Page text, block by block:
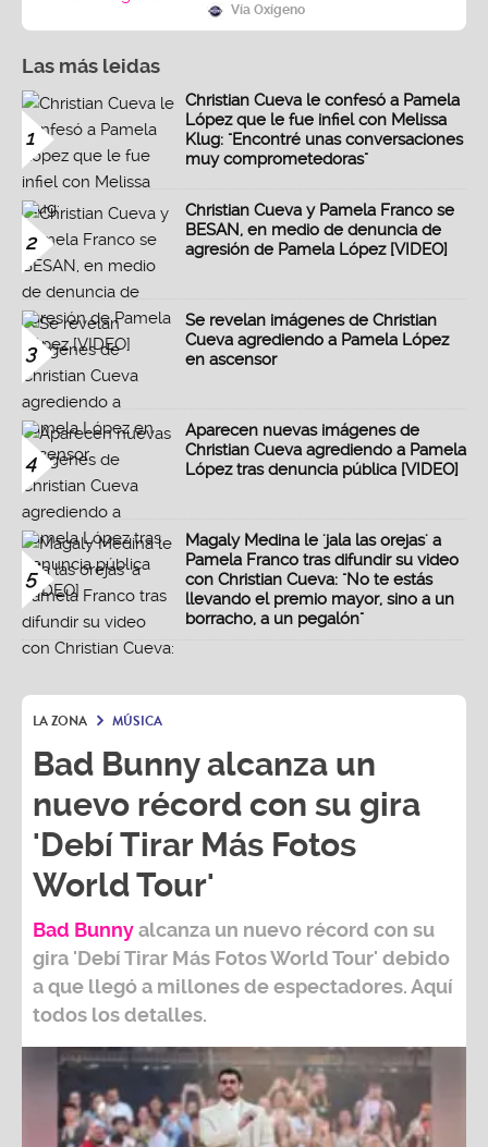
Vía Oxígeno
Las más leidas
1
Christian Cueva le confesó a Pamela
López que le fue infiel con Melissa
Klug: "Encontré unas conversaciones
muy comprometedoras"
2
Christian Cueva y Pamela Franco se
BESAN, en medio de denuncia de
agresión de Pamela López [VIDEO]
3
Se revelan imágenes de Christian
Cueva agrediendo a Pamela López
en ascensor
4
Aparecen nuevas imágenes de
Christian Cueva agrediendo a Pamela
López tras denuncia pública [VIDEO]
5
Magaly Medina le 'jala las orejas' a
Pamela Franco tras difundir su video
con Christian Cueva: "No te estás
llevando el premio mayor, sino a un
borracho, a un pegalón"
LA ZONA MÚSICA
Bad Bunny alcanza un
nuevo récord con su gira
'Debí Tirar Más Fotos
World Tour'
Bad Bunnyalcanza un nuevo récord con su
gira 'Debí Tirar Más Fotos World Tour' debido
a que llegó a millones de espectadores. Aquí
todos los detalles.